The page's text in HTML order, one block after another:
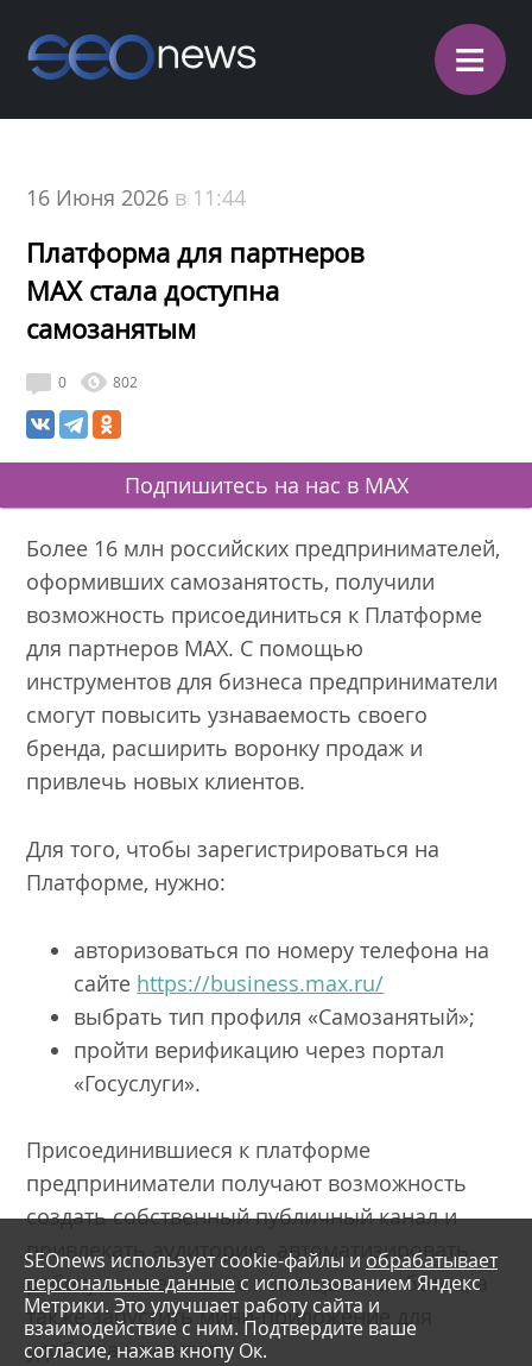
≡
16 Июня 2026 в 11:44
Платформа для партнеров
MAX стала доступна
самозанятым
0 802
Подпишитесь на нас в MAX
Более 16 млн российских предпринимателей,
оформивших самозанятость, получили
возможность присоединиться к Платформе
для партнеров MAX. С помощью
инструментов для бизнеса предприниматели
смогут повысить узнаваемость своего
бренда, расширить воронку продаж и
привлечь новых клиентов.
Для того, чтобы зарегистрироваться на
Платформе, нужно:
авторизоваться по номеру телефона на
сайте https://business.max.ru/
выбрать тип профиля «Самозанятый»;
пройти верификацию через портал
«Госуслуги».
Присоединившиеся к платформе
предприниматели получают возможность
создать собственный публичный канал и
привлекать аудиторию, автоматизировать
работу с клиентами с помощью чат-ботов, а
также запустить мини-приложение для
удобства клиентов.
SEOnews использует cookie-файлы и обрабатывает
персональные данныес использованием Яндекс
Метрики. Это улучшает работу сайта и
взаимодействие с ним. Подтвердите ваше
согласие, нажав кнопу Ок.